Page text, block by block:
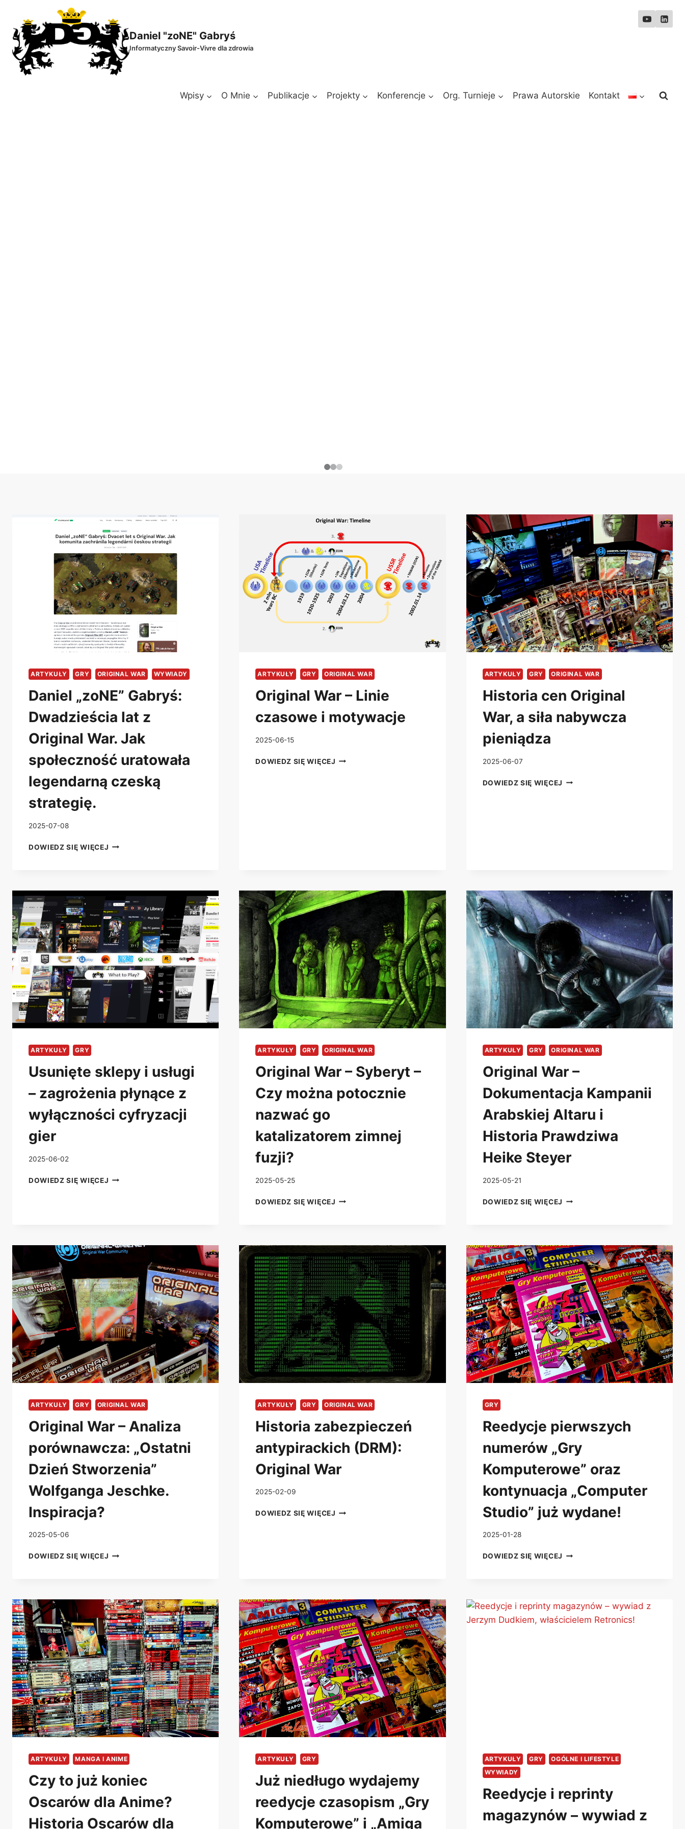
treści
Daniel "zoNE" Gabryś
Informatyczny Savoir-Vivre dla zdrowia
Wpisy O Mnie Publikacje Projekty Konferencje Org. Turnieje Prawa Autorskie Kontakt
ARTYKUŁY GRY ORIGINAL WAR WYWIADY
Daniel „zoNE” Gabryś:
Dwadzieścia lat z
Original War. Jak
społeczność uratowała
legendarną czeską
strategię.
2025-07-08
DOWIEDZ SIĘ WIĘCEJ DANIEL
ORIGINAL
WAR.
JAK
SPOŁECZNOŚĆ
URATOWAŁA
LEGENDARNĄ
CZESKĄ
STRATEGIĘ.
ARTYKUŁY GRY ORIGINAL WAR
Original War – Linie
czasowe i motywacje
2025-06-15
DOWIEDZ SIĘ WIĘCEJ ORIGINAL
ARTYKUŁY GRY ORIGINAL WAR
Historia cen Original
War, a siła nabywcza
pieniądza
2025-06-07
DOWIEDZ SIĘ WIĘCEJ HISTORIA
ARTYKUŁY GRY
Usunięte sklepy i usługi
– zagrożenia płynące z
wyłączności cyfryzacji
gier
2025-06-02
DOWIEDZ SIĘ WIĘCEJ USUNIĘTE
Z
WYŁĄCZNOŚCI
CYFRYZACJI
GIER
ARTYKUŁY GRY ORIGINAL WAR
Original War – Syberyt –
Czy można potocznie
nazwać go
katalizatorem zimnej
fuzji?
2025-05-25
DOWIEDZ SIĘ WIĘCEJ ORIGINAL
CZY
MOŻNA
POTOCZNIE
NAZWAĆ
GO
KATALIZATOREM
ZIMNEJ
FUZJI?
ARTYKUŁY GRY ORIGINAL WAR
Original War –
Dokumentacja Kampanii
Arabskiej Altaru i
Historia Prawdziwa
Heike Steyer
2025-05-21
DOWIEDZ SIĘ WIĘCEJ ORIGINAL
ARABSKIEJ
ALTARU
I
HISTORIA
PRAWDZIWA
HEIKE
STEYER
ARTYKUŁY GRY ORIGINAL WAR
Original War – Analiza
porównawcza: „Ostatni
Dzień Stworzenia”
Wolfganga Jeschke.
Inspiracja?
2025-05-06
DOWIEDZ SIĘ WIĘCEJ ORIGINAL
„OSTATNI
DZIEŃ
STWORZENIA”
WOLFGANGA
JESCHKE.
INSPIRACJA?
ARTYKUŁY GRY ORIGINAL WAR
Historia zabezpieczeń
antypirackich (DRM):
Original War
2025-02-09
DOWIEDZ SIĘ WIĘCEJ HISTORIA
GRY
Reedycje pierwszych
numerów „Gry
Komputerowe” oraz
kontynuacja „Computer
Studio” już wydane!
2025-01-28
DOWIEDZ SIĘ WIĘCEJ REEDYCJE
ORAZ
KONTYNUACJA
ARTYKUŁY MANGA I ANIME
Czy to już koniec
Oscarów dla Anime?
Historia Oscarów dla
ARTYKUŁY GRY
Już niedługo wydajemy
reedycje czasopism „Gry
Komputerowe” i „Amiga
ARTYKUŁY GRY
OGÓLNE I LIFESTYLE
WYWIADY
Reedycje i reprinty
magazynów – wywiad z